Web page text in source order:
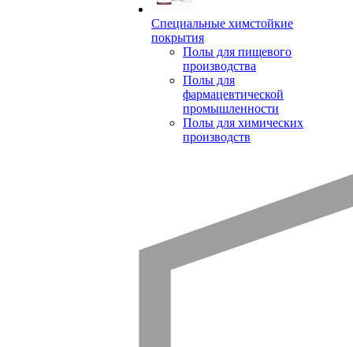
Специальные химстойкие
покрытия
Полы для пищевого
производства
Полы для
фармацевтической
промышленности
Полы для химических
производств